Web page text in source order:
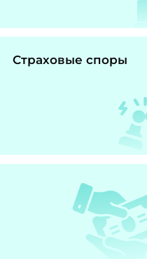
Страховые споры